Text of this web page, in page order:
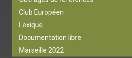
Club Européen
Lexique
Documentation libre
Marseille 2022